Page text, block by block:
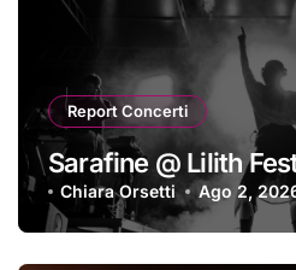
Report Concerti
Sarafine @ Lilith
Chiara Orsetti Ago 2,